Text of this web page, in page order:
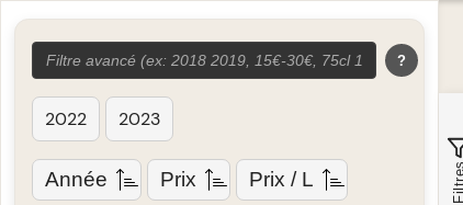
?
2022 2023
Année Prix Prix / L Filtres